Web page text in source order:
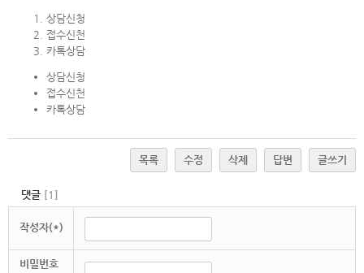
상담신청
접수신천
카톡상담
상담신청
접수신천
카톡상담
목록 수정 삭제 답변 글쓰기
댓글 [ 1 ]
작성자(*)
비밀번호